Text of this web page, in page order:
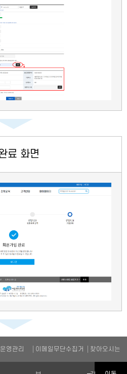
료 화면
영관리 이메일무단수집거 찾아오시는